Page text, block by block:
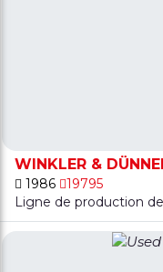
WINKLER &
1986
19795
Ligne de production